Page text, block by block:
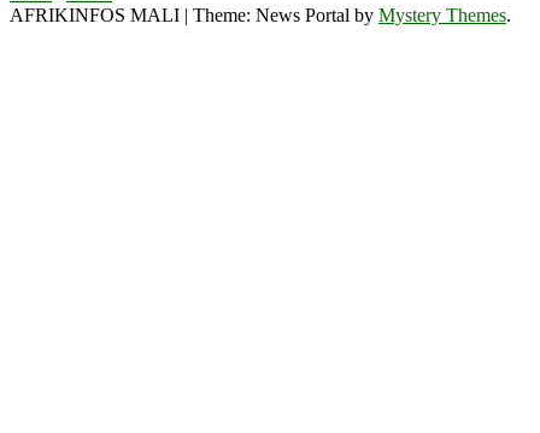
AFRIKINFOS MALI | Theme: News Portal by Mystery Themes.